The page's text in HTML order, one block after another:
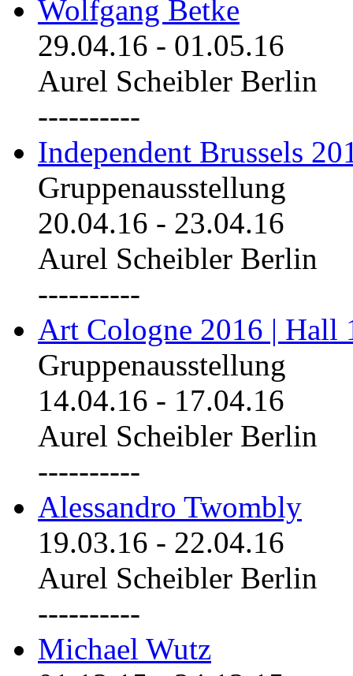
Wolfgang Betke
29.04.16 - 01.05.16
Aurel Scheibler Berlin
----------
Independent Brussels
Gruppenausstellung
20.04.16 - 23.04.16
Aurel Scheibler Berlin
----------
Art Cologne 2016 | Hall
Gruppenausstellung
14.04.16 - 17.04.16
Aurel Scheibler Berlin
----------
Alessandro Twombly
19.03.16 - 22.04.16
Aurel Scheibler Berlin
----------
Michael Wutz